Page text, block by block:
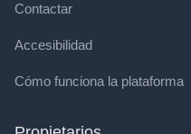
Contactar
Accesibilidad
Cómo funciona la plataforma